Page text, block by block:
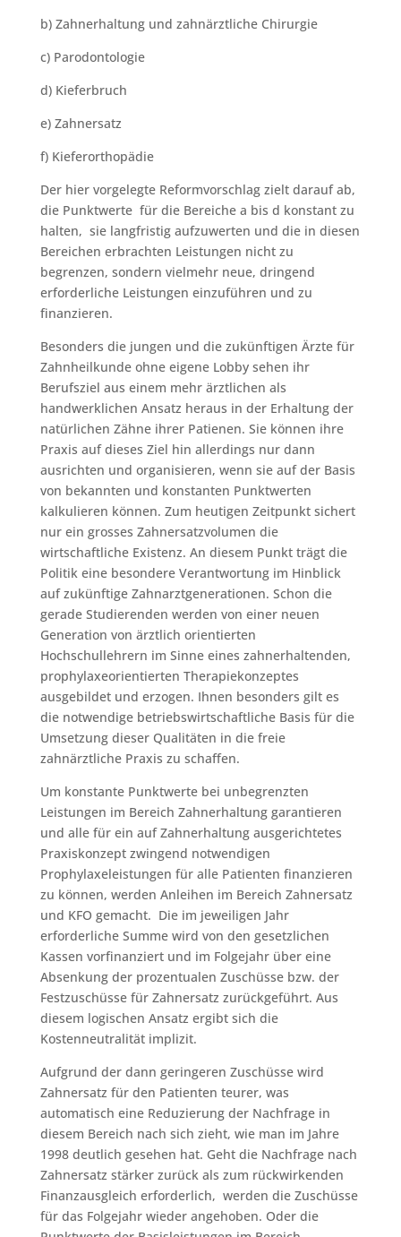
b) Zahnerhaltung und zahnärztliche Chirurgie
c) Parodontologie
d) Kieferbruch
e) Zahnersatz
f) Kieferorthopädie
Der hier vorgelegte Reformvorschlag zielt darauf ab,
die Punktwerte für die Bereiche a bis d konstant zu
halten, sie langfristig aufzuwerten und die in diesen
Bereichen erbrachten Leistungen nicht zu
begrenzen, sondern vielmehr neue, dringend
erforderliche Leistungen einzuführen und zu
finanzieren.
Besonders die jungen und die zukünftigen Ärzte für
Zahnheilkunde ohne eigene Lobby sehen ihr
Berufsziel aus einem mehr ärztlichen als
handwerklichen Ansatz heraus in der Erhaltung der
natürlichen Zähne ihrer Patienen. Sie können ihre
Praxis auf dieses Ziel hin allerdings nur dann
ausrichten und organisieren, wenn sie auf der Basis
von bekannten und konstanten Punktwerten
kalkulieren können. Zum heutigen Zeitpunkt sichert
nur ein grosses Zahnersatzvolumen die
wirtschaftliche Existenz. An diesem Punkt trägt die
Politik eine besondere Verantwortung im Hinblick
auf zukünftige Zahnarztgenerationen. Schon die
gerade Studierenden werden von einer neuen
Generation von ärztlich orientierten
Hochschullehrern im Sinne eines zahnerhaltenden,
prophylaxeorientierten Therapiekonzeptes
ausgebildet und erzogen. Ihnen besonders gilt es
die notwendige betriebswirtschaftliche Basis für die
Umsetzung dieser Qualitäten in die freie
zahnärztliche Praxis zu schaffen.
Um konstante Punktwerte bei unbegrenzten
Leistungen im Bereich Zahnerhaltung garantieren
und alle für ein auf Zahnerhaltung ausgerichtetes
Praxiskonzept zwingend notwendigen
Prophylaxeleistungen für alle Patienten finanzieren
zu können, werden Anleihen im Bereich Zahnersatz
und KFO gemacht. Die im jeweiligen Jahr
erforderliche Summe wird von den gesetzlichen
Kassen vorfinanziert und im Folgejahr über eine
Absenkung der prozentualen Zuschüsse bzw. der
Festzuschüsse für Zahnersatz zurückgeführt. Aus
diesem logischen Ansatz ergibt sich die
Kostenneutralität implizit.
Aufgrund der dann geringeren Zuschüsse wird
Zahnersatz für den Patienten teurer, was
automatisch eine Reduzierung der Nachfrage in
diesem Bereich nach sich zieht, wie man im Jahre
1998 deutlich gesehen hat. Geht die Nachfrage nach
Zahnersatz stärker zurück als zum rückwirkenden
Finanzausgleich erforderlich, werden die Zuschüsse
für das Folgejahr wieder angehoben. Oder die